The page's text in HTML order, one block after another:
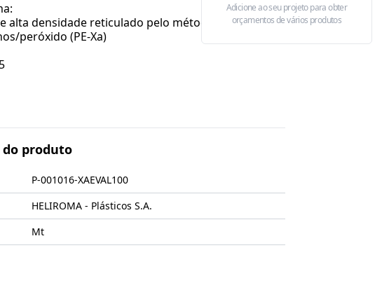
alta densidade reticulado pelo método de
peróxido (PE-Xa)
produto
P-001016-XAEVAL100
HELIROMA - Plásticos S.A.
Mt
Adicione ao seu projeto para obter
orçamentos de vários produtos